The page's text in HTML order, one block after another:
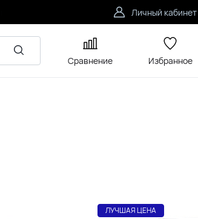
Личный кабинет
Сравнение Избранное
ЛУЧШАЯ ЦЕНА